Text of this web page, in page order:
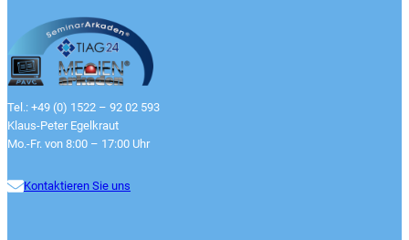
Tel.: +49 (0) 1522 – 92 02 593
Klaus-Peter Egelkraut
Mo.-Fr. von 8:00 – 17:00 Uhr
Kontaktieren Sie uns